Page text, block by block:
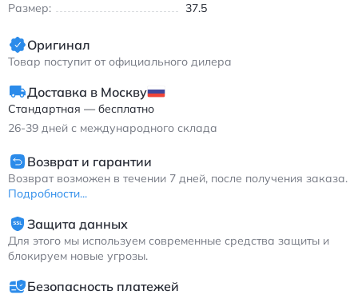
Размер: 37.5
Оригинал
Товар поступит от официального дилера
Доставка в Москву
Стандартная — бесплатно
26-39 дней с международного склада
Возврат и гарантии
Возврат возможен в течении 7 дней, после получения заказа.
Подробности...
Защита данных
Для этого мы используем современные средства защиты и
блокируем новые угрозы.
Безопасность платежей